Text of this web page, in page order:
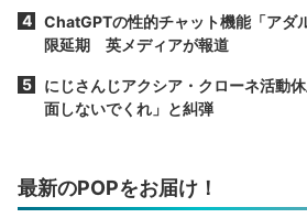
ChatGPTの性的チャット機能「アダ
限延期 英メディアが報道
にじさんじアクシア・クローネ活動
面しないでくれ」と糾弾
最新のPOPをお届け！